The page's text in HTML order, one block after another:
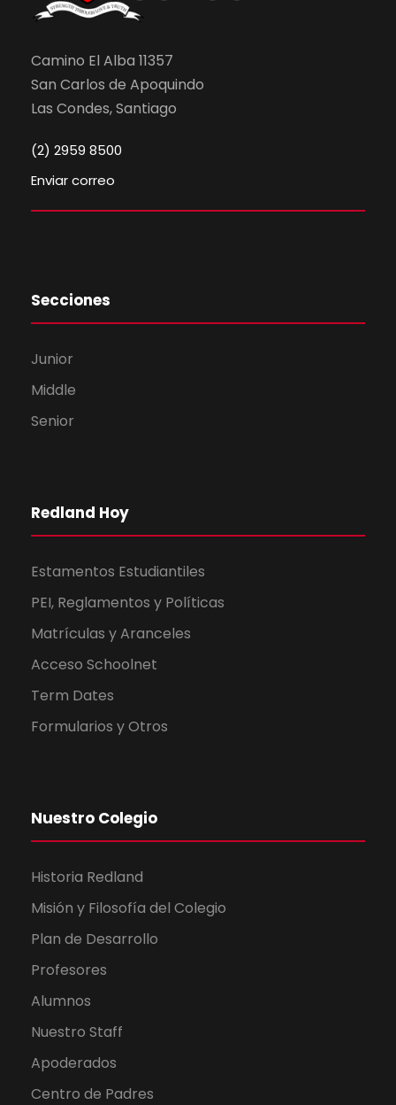
Camino El Alba 11357
San Carlos de Apoquindo
Las Condes, Santiago
(2) 2959 8500
Enviar correo
Secciones
Junior
Middle
Senior
Redland Hoy
Estamentos Estudiantiles
PEI, Reglamentos y Políticas
Matrículas y Aranceles
Acceso Schoolnet
Term Dates
Formularios y Otros
Nuestro Colegio
Historia Redland
Misión y Filosofía del Colegio
Plan de Desarrollo
Profesores
Alumnos
Nuestro Staff
Apoderados
Centro de Padres